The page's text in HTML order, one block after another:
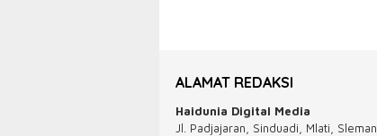
ALAMAT REDAKSI
Haidunia Digital Media
Jl. Padjajaran, Sinduadi, Mlati, Sleman